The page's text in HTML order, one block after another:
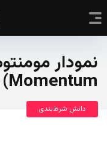
Momentum) در فوتبال چیست؟
دانش شرط‌بندی